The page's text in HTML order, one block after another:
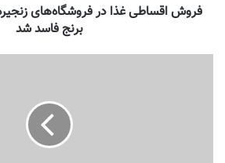
فروش اقساطی غذا در فروشگا‌ه‌های
برنج فاسد شد